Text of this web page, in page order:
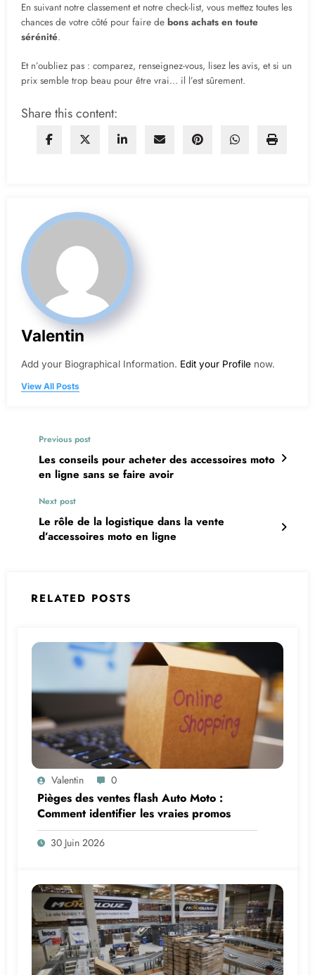
En suivant notre classement et notre check-list, vous mettez toutes les
chances de votre côté pour faire de bons achats en toute
sérénité.
Et n’oubliez pas : comparez, renseignez-vous, lisez les avis, et si un
prix semble trop beau pour être vrai… il l’est sûrement.
Share this content:
Valentin
Add your Biographical Information. Edit your Profile now.
View All Posts
Previous post
Les conseils pour acheter des accessoires moto
en ligne sans se faire avoir
Next post
Le rôle de la logistique dans la vente
d’accessoires moto en ligne
RELATED POSTS
Valentin 0
Pièges des ventes flash Auto Moto :
Comment identifier les vraies promos
30 Juin 2026